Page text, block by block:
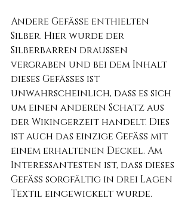
Andere Gefäße enthielten
Silber. Hier wurde der
Silberbarren draußen
vergraben und bei dem Inhalt
dieses Gefäßes ist
unwahrscheinlich, dass es sich
um einen anderen Schatz aus
der Wikingerzeit handelt. Dies
ist auch das einzige Gefäß mit
einem erhaltenen Deckel. Am
Interessantesten ist, dass dieses
Gefäß sorgfältig in drei Lagen
Textil eingewickelt wurde.